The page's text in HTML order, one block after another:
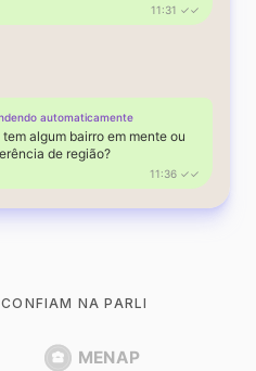
11:31 ✓✓
automaticamente
algum bairro em mente ou
de região?
11:36 ✓✓
NA PARLI